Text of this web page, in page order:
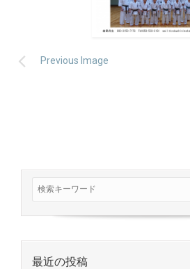
Previous Image
最近の投稿